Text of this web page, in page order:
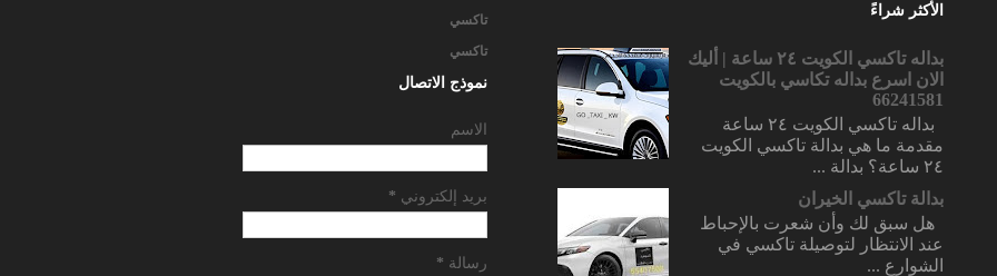
الأكثر شراءً
بداله تاكسي الكويت ٢٤ ساعة | أليك
الان اسرع بداله تكاسي بالكويت
66241581
بداله تاكسي الكويت ٢٤ ساعة
مقدمة ما هي بدالة تاكسي الكويت
٢٤ ساعة؟ بدالة ...
بدالة تاكسي الخيران
هل سبق لك وأن شعرت بالإحباط
عند الانتظار لتوصيلة تاكسي في
الشوارع ...
تاكسي
تاكسي
نموذج الاتصال
الاسم
بريد إلكتروني *
رسالة *